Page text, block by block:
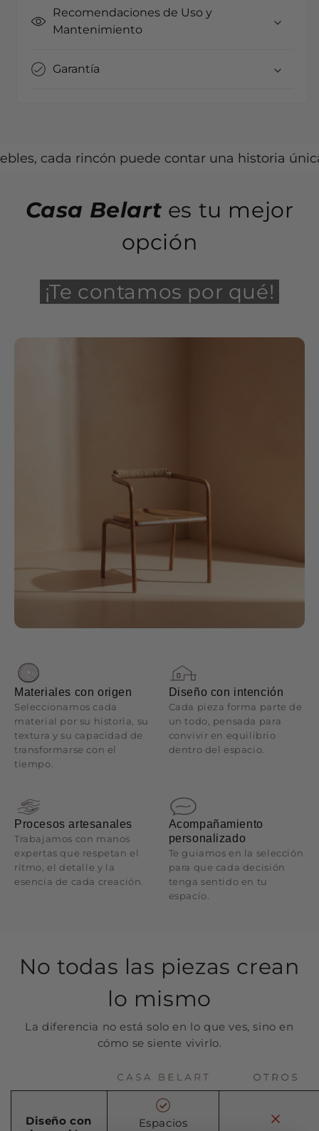
Recomendaciones de Uso y
Mantenimiento
Garantía
rincón puede contar una historia única.
Casa Belart es tu mejor
opción
¡Te contamos por qué!
Materiales con origen
Seleccionamos cada
material por su historia, su
textura y su capacidad de
transformarse con el
tiempo.
Diseño con intención
Cada pieza forma parte de
un todo, pensada para
convivir en equilibrio
dentro del espacio.
Procesos artesanales
Trabajamos con manos
expertas que respetan el
ritmo, el detalle y la
esencia de cada creación.
Acompañamiento
personalizado
Te guiamos en la selección
para que cada decisión
tenga sentido en tu
espacio.
No todas las piezas crean
lo mismo
La diferencia no está solo en lo que ves, sino en
cómo se siente vivirlo.
Diseño con
Espacios